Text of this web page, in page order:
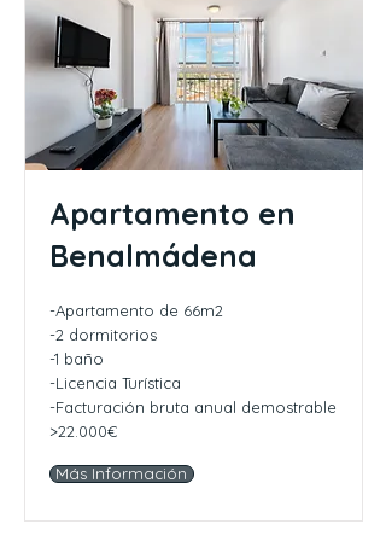
Apartamento en
Benalmádena
-Apartamento de 66m2
-2 dormitorios
-1 baño
-Licencia Turística
-Facturación bruta anual demostrable
>22.000€
Más Información